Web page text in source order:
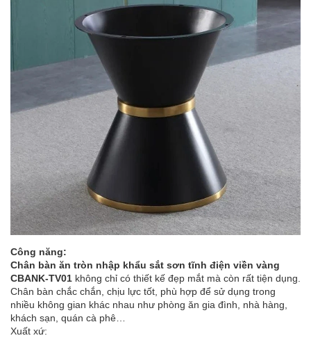
Công năng:
Chân bàn ăn tròn nhập khẩu sắt sơn tĩnh điện viền vàng
CBANK-TV01 không chỉ có thiết kế đẹp mắt mà còn rất tiện dụng.
Chân bàn chắc chắn, chịu lực tốt, phù hợp để sử dụng trong
nhiều không gian khác nhau như phòng ăn gia đình, nhà hàng,
khách sạn, quán cà phê…
Xuất xứ: